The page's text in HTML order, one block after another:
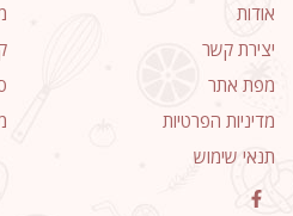
אודות
יצירת קשר
מפת אתר
מדיניות הפרטיות
תנאי שימוש